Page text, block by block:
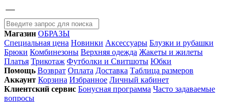
Магазин ОБРАЗЫ
Специальная цена Новинки Аксессуары Блузки и рубашки
Брюки Комбинезоны Верхняя одежда Жакеты и жилеты
Платья Трикотаж Футболки и Свитшоты Юбки
Помощь Возврат Оплата Доставка Таблица размеров
Аккаунт Корзина Избранное Личный кабинет
Клиентский сервис Бонусная программа Часто задаваемые
вопросы